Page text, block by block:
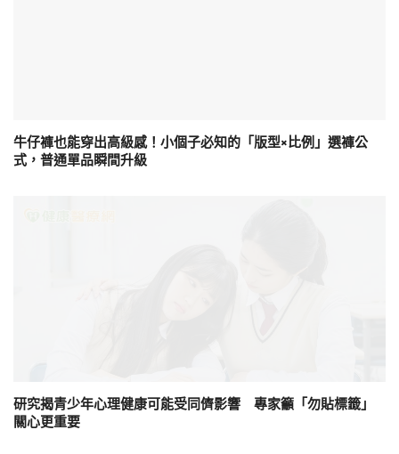
牛仔褲也能穿出高級感！小個子必知的「版型×比例」選褲公
式，普通單品瞬間升級
研究揭青少年心理健康可能受同儕影響 專家籲「勿貼標籤」
關心更重要